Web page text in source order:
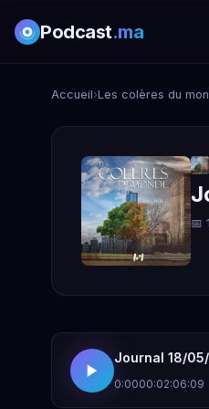
Podcast.ma
Accueil›Les colères du
📅
Journal 18/
0:0000:02:06:09